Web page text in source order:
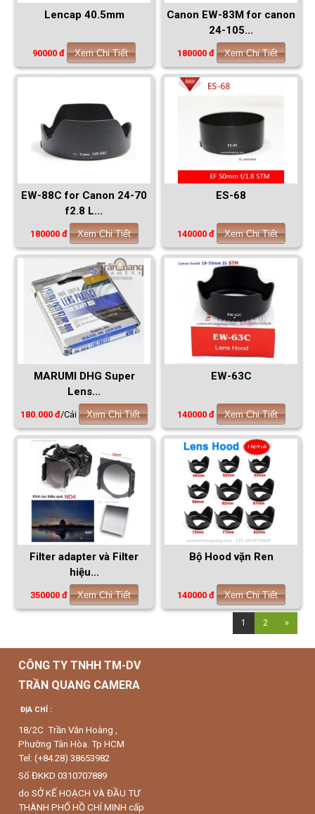
Lencap 40.5mm
90000 đ Xem Chi Tiết
Canon EW-83M for canon
24-105...
180000 đ Xem Chi Tiết
EW-88C for Canon 24-70
f2.8 L...
180000 đ Xem Chi Tiết
ES-68
140000 đ Xem Chi Tiết
MARUMI DHG Super
Lens...
180.000 đ/Cái Xem Chi Tiết
EW-63C
140000 đ Xem Chi Tiết
Filter adapter và Filter
hiệu...
350000 đ Xem Chi Tiết
Bộ Hood vặn Ren
140000 đ Xem Chi Tiết
1 2 »
CÔNG TY TNHH TM-DV
TRẦN QUANG CAMERA
ĐỊA CHỈ :
18/2C Trần Văn Hoàng ,
Phường Tân Hòa. Tp HCM
Tel: (+84.28) 38653982
Số ĐKKD 0310707889
do SỞ KẾ HOẠCH VÀ ĐẦU TƯ
THÀNH PHỐ HỒ CHÍ MINH cấp